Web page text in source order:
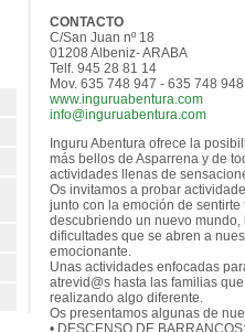
CONTACTO
C/San Juan nº 18
01208 Albeniz- ARABA
Telf. 945 28 81 14
Mov. 635 748 947 - 635 748 948
www.inguruabentura.com
info@inguruabentura.com
Inguru Abentura ofrece la
más bellos de Asparrena y de
actividades llenas de
Os invitamos a probar
junto con la emoción de
descubriendo un nuevo
dificultades que se abren a
emocionante.
Unas actividades enfocadas
atrevid@s hasta las familias
realizando algo diferente.
Os presentamos algunas de
• DESCENSO DE